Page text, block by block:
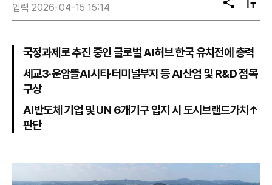
입력 2026-04-15 15:14
공
유
텍
스
기
국정과제로 추진 중인 글로벌 AI허브 한국 유치전에 총력
세교3·운암뜰AI시티·터미널부지 등 AI산업 및 R&D 접목
구상
AI반도체 기업 및 UN 6개기구 입지 시 도시브랜드가치↑
판단